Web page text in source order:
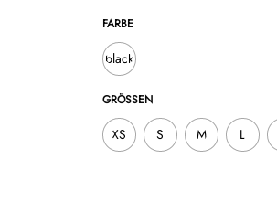
FARBE
black
GRÖSSEN
XS S M L